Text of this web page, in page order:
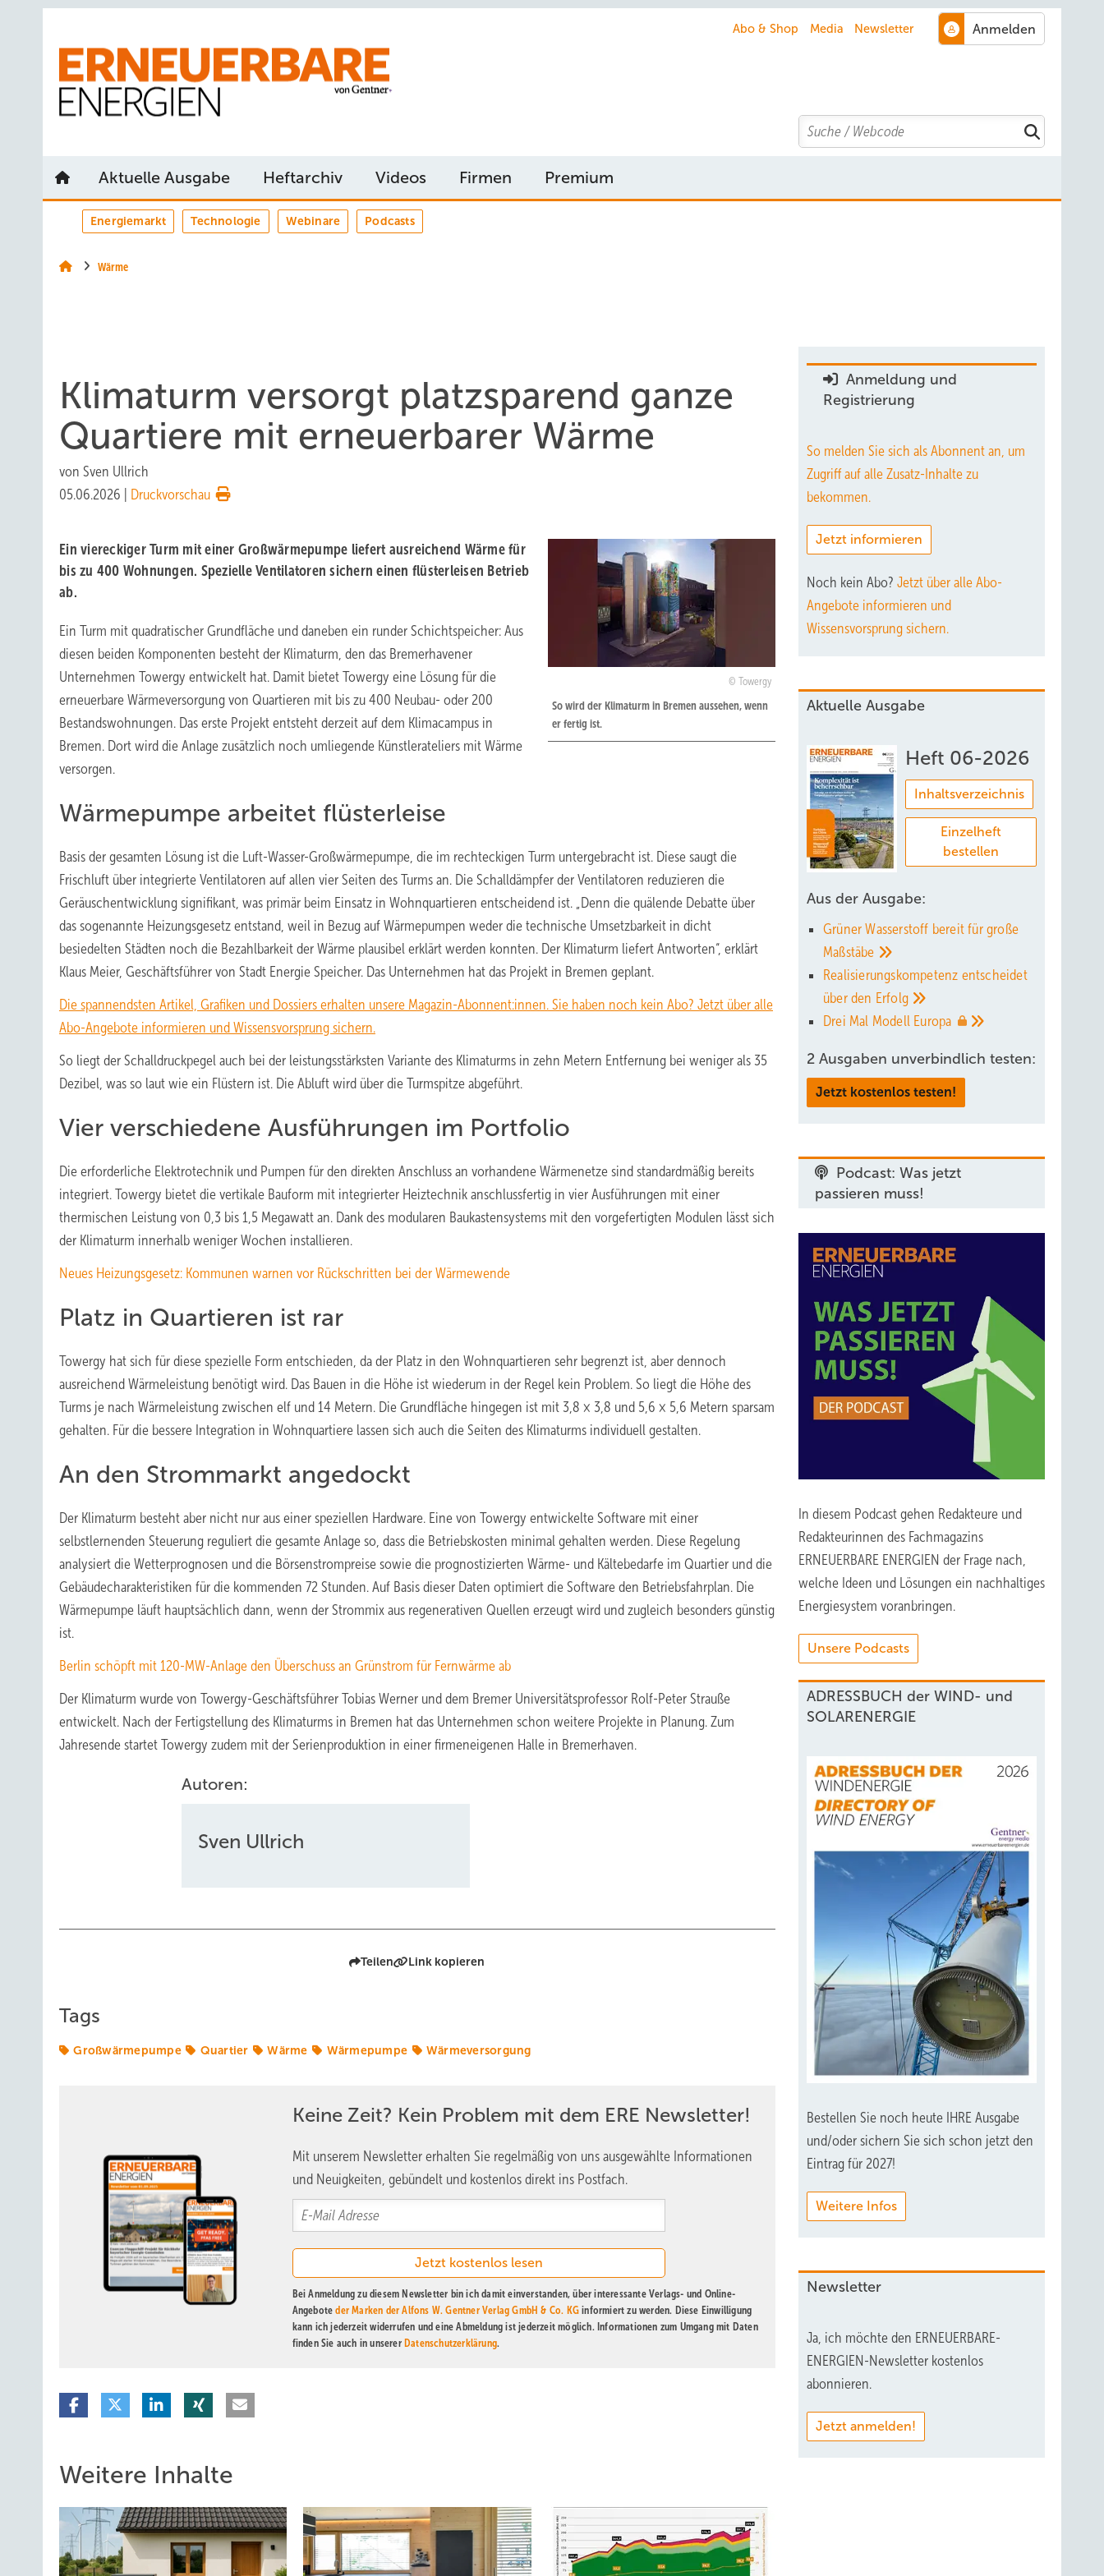
Abo & Shop Media Newsletter
Search
Aktuelle Ausgabe Heftarchiv Videos Firmen Premium
Energiemarkt Technologie Webinare Podcasts
Wärme
Klimaturm versorgt platzsparend ganze
Quartiere mit erneuerbarer Wärme
von Sven Ullrich
05.06.2026
Druckvorschau
Towergy
So wird der Klimaturm in Bremen aussehen, wenn
er fertig ist.
Ein viereckiger Turm mit einer Großwärmepumpe liefert ausreichend Wärme für
bis zu 400 Wohnungen. Spezielle Ventilatoren sichern einen flüsterleisen Betrieb
ab.
Ein Turm mit quadratischer Grundfläche und daneben ein runder Schichtspeicher: Aus
diesen beiden Komponenten besteht der Klimaturm, den das Bremerhavener
Unternehmen Towergy entwickelt hat. Damit bietet Towergy eine Lösung für die
erneuerbare Wärmeversorgung von Quartieren mit bis zu 400 Neubau- oder 200
Bestandswohnungen. Das erste Projekt entsteht derzeit auf dem Klimacampus in
Bremen. Dort wird die Anlage zusätzlich noch umliegende Künstlerateliers mit Wärme
versorgen.
Wärmepumpe arbeitet flüsterleise
Basis der gesamten Lösung ist die Luft-Wasser-Großwärmepumpe, die im rechteckigen Turm untergebracht ist. Diese saugt die
Frischluft über integrierte Ventilatoren auf allen vier Seiten des Turms an. Die Schalldämpfer der Ventilatoren reduzieren die
Geräuschentwicklung signifikant, was primär beim Einsatz in Wohnquartieren entscheidend ist. „Denn die quälende Debatte über
das sogenannte Heizungsgesetz entstand, weil in Bezug auf Wärmepumpen weder die technische Umsetzbarkeit in dicht
besiedelten Städten noch die Bezahlbarkeit der Wärme plausibel erklärt werden konnten. Der Klimaturm liefert Antworten“, erklärt
Klaus Meier, Geschäftsführer von Stadt Energie Speicher. Das Unternehmen hat das Projekt in Bremen geplant.
Die spannendsten Artikel, Grafiken und Dossiers erhalten unsere Magazin-Abonnent:innen. Sie haben noch kein Abo? Jetzt über alle
Abo-Angebote informieren und Wissensvorsprung sichern.
So liegt der Schalldruckpegel auch bei der leistungsstärksten Variante des Klimaturms in zehn Metern Entfernung bei weniger als 35
Dezibel, was so laut wie ein Flüstern ist. Die Abluft wird über die Turmspitze abgeführt.
Vier verschiedene Ausführungen im Portfolio
Die erforderliche Elektrotechnik und Pumpen für den direkten Anschluss an vorhandene Wärmenetze sind standardmäßig bereits
integriert. Towergy bietet die vertikale Bauform mit integrierter Heiztechnik anschlussfertig in vier Ausführungen mit einer
thermischen Leistung von 0,3 bis 1,5 Megawatt an. Dank des modularen Baukastensystems mit den vorgefertigten Modulen lässt sich
der Klimaturm innerhalb weniger Wochen installieren.
Neues Heizungsgesetz: Kommunen warnen vor Rückschritten bei der Wärmewende
Platz in Quartieren ist rar
Towergy hat sich für diese spezielle Form entschieden, da der Platz in den Wohnquartieren sehr begrenzt ist, aber dennoch
ausreichend Wärmeleistung benötigt wird. Das Bauen in die Höhe ist wiederum in der Regel kein Problem. So liegt die Höhe des
Turms je nach Wärmeleistung zwischen elf und 14 Metern. Die Grundfläche hingegen ist mit 3,8 × 3,8 und 5,6 × 5,6 Metern sparsam
gehalten. Für die bessere Integration in Wohnquartiere lassen sich auch die Seiten des Klimaturms individuell gestalten.
An den Strommarkt angedockt
Der Klimaturm besteht aber nicht nur aus einer speziellen Hardware. Eine von Towergy entwickelte Software mit einer
selbstlernenden Steuerung reguliert die gesamte Anlage so, dass die Betriebskosten minimal gehalten werden. Diese Regelung
analysiert die Wetterprognosen und die Börsenstrompreise sowie die prognostizierten Wärme- und Kältebedarfe im Quartier und die
Gebäudecharakteristiken für die kommenden 72 Stunden. Auf Basis dieser Daten optimiert die Software den Betriebsfahrplan. Die
Wärmepumpe läuft hauptsächlich dann, wenn der Strommix aus regenerativen Quellen erzeugt wird und zugleich besonders günstig
ist.
Berlin schöpft mit 120-MW-Anlage den Überschuss an Grünstrom für Fernwärme ab
Der Klimaturm wurde von Towergy-Geschäftsführer Tobias Werner und dem Bremer Universitätsprofessor Rolf-Peter Strauße
entwickelt. Nach der Fertigstellung des Klimaturms in Bremen hat das Unternehmen schon weitere Projekte in Planung. Zum
Jahresende startet Towergy zudem mit der Serienproduktion in einer firmeneigenen Halle in Bremerhaven.
Autoren:
Sven Ullrich
Teilen Link kopieren
Tags
Großwärmepumpe Quartier Wärme Wärmepumpe Wärmeversorgung
Keine Zeit? Kein Problem mit dem ERE Newsletter!
Mit unserem Newsletter erhalten Sie regelmäßig von uns ausgewählte Informationen
und Neuigkeiten, gebündelt und kostenlos direkt ins Postfach.
Bei Anmeldung zu diesem Newsletter bin ich damit einverstanden, über interessante Verlags- und Online-
Angeboteder Marken der Alfons W. Gentner Verlag GmbH & Co. KG informiert zu werden. Diese Einwilligung
kann ich jederzeit widerrufen und eine Abmeldung ist jederzeit möglich. Informationen zum Umgang mit Daten
finden Sie auch in unserer Datenschutzerklärung.
Weitere Inhalte
Anmeldung und
Registrierung
So melden Sie sich als Abonnent an, um
Zugriff auf alle Zusatz-Inhalte zu
bekommen.
Jetzt informieren
Noch kein Abo? Jetzt über alle Abo-
Angebote informieren und
Wissensvorsprung sichern.
Aktuelle Ausgabe
Heft 06-2026
Inhaltsverzeichnis
Einzelheft
bestellen
Aus der Ausgabe:
Grüner Wasserstoff bereit für große
Maßstäbe
Realisierungskompetenz entscheidet
über den Erfolg
Drei Mal Modell Europa
2 Ausgaben unverbindlich testen:
Jetzt kostenlos testen!
Podcast: Was jetzt
passieren muss!
In diesem Podcast gehen Redakteure und
Redakteurinnen des Fachmagazins
ERNEUERBARE ENERGIEN der Frage nach,
welche Ideen und Lösungen ein nachhaltiges
Energiesystem voranbringen.
Unsere Podcasts
ADRESSBUCH der WIND- und
SOLARENERGIE
Bestellen Sie noch heute IHRE Ausgabe
und/oder sichern Sie sich schon jetzt den
Eintrag für 2027!
Weitere Infos
Newsletter
Ja, ich möchte den ERNEUERBARE-
ENERGIEN-Newsletter kostenlos
abonnieren.
Jetzt anmelden!